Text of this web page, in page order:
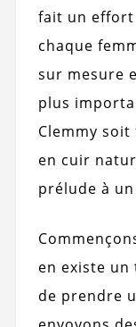
fait un
chaque
sur mesure
plus
Clemmy
en cuir
prélude à
en existe
de prendre